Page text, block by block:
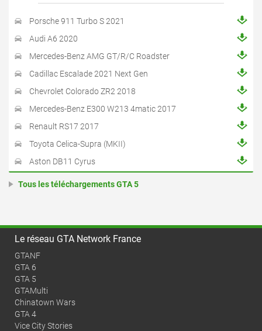
Porsche 911 Turbo S 2021
Audi A6 2020
Mercedes-Benz AMG GT/R/C Roadster
Cadillac Escalade 2021 Next Gen
Chevrolet Colorado ZR2 2018
Mercedes-Benz E300 W213 4matic 2017
Renault RS17 2017
Toyota Celica-Supra (MKII)
Aston DB11 Cyrus
Tous les téléchargements GTA 5
Le réseau GTA Network France
GTANF
GTA 6
GTA 5
GTAMulti
Chinatown Wars
GTA 4
Vice City Stories